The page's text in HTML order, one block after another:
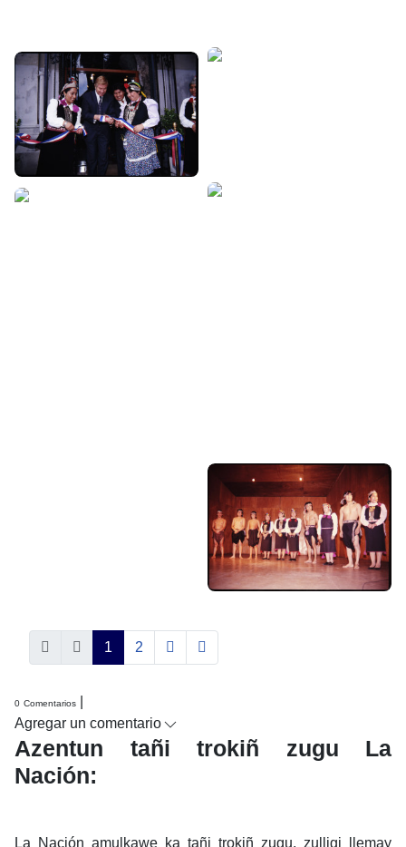
1 2
0 Comentarios
Agregar un comentario
Azentun tañi trokiñ zugu La
Nación:
La Nación amulkawe ka tañi trokiñ zugu, zulligi llemay